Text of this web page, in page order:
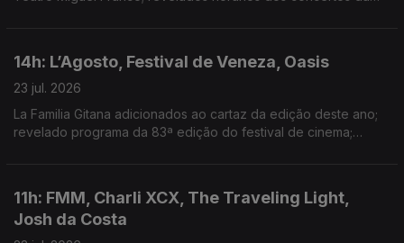
14h: L’Agosto, Festival de Veneza, Oasis
23 jul. 2026
La Familia Gitana adicionados ao cartaz da edição deste ano;
revelado programa da 83ª edição do festival de cinema;
11h: FMM, Charli XCX, The Traveling Light,
Josh da Costa